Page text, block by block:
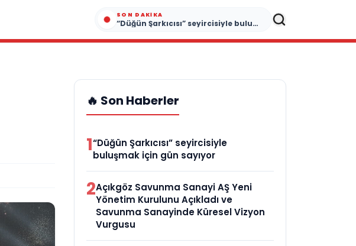
SON DAKIKA
“Düğün Şarkıcısı” seyircisiyle buluşmak için gün sayıyor
🔥 Son Haberler
1“Düğün Şarkıcısı” seyircisiyle
buluşmak için gün sayıyor
2Açıkgöz Savunma Sanayi AŞ Yeni
Yönetim Kurulunu Açıkladı ve
Savunma Sanayinde Küresel Vizyon
Vurgusu